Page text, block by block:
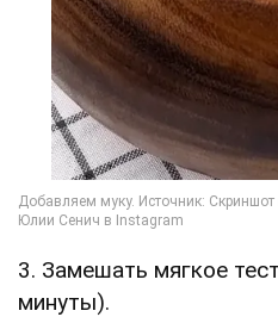
3. Замешать мягкое
минуты).